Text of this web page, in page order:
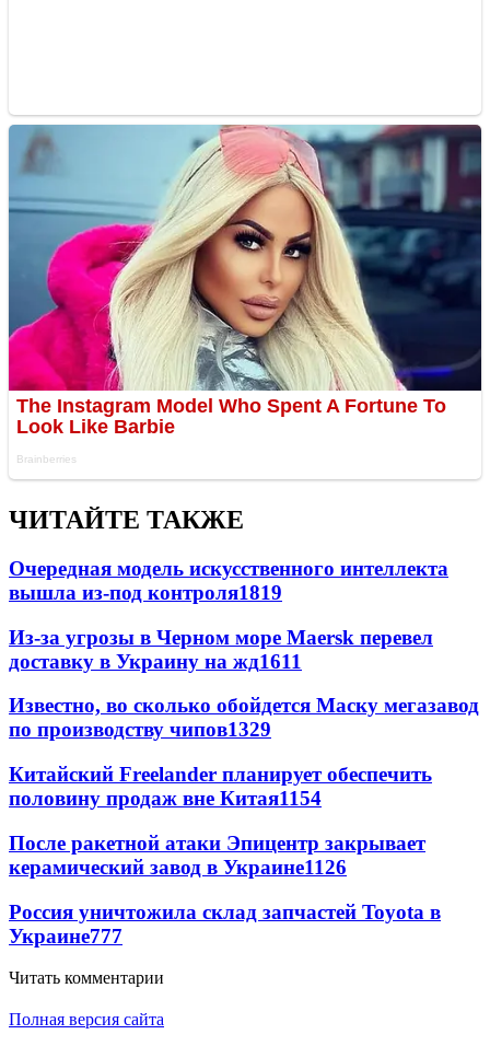
ЧИТАЙТЕ ТАКЖЕ
Очередная модель искусственного интеллекта
вышла из-под контроля1819
Из-за угрозы в Черном море Maersk перевел
доставку в Украину на жд1611
Известно, во сколько обойдется Маску мегазавод
по производству чипов1329
Китайский Freelander планирует обеспечить
половину продаж вне Китая1154
После ракетной атаки Эпицентр закрывает
керамический завод в Украине1126
Россия уничтожила склад запчастей Toyota в
Украине777
Читать комментарии
Полная версия сайта